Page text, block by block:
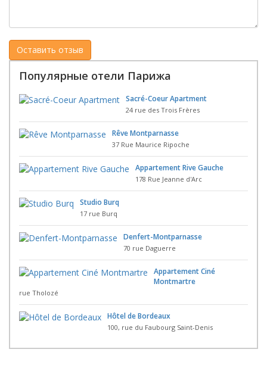
Популярные отели Парижа
Sacré-Coeur Apartment
24 rue des Trois Frères
Rêve Montparnasse
37 Rue Maurice Ripoche
Appartement Rive Gauche
178 Rue Jeanne d'Arc
Studio Burq
17 rue Burq
Denfert-Montparnasse
70 rue Daguerre
Appartement Ciné
Montmartre
rue Tholozé
Hôtel de Bordeaux
100, rue du Faubourg Saint-Denis